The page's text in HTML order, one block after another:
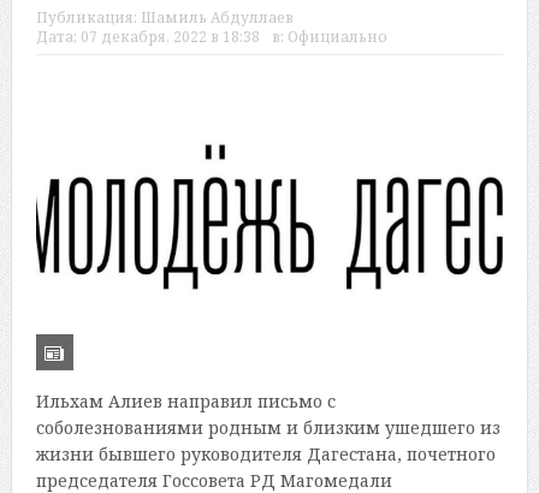
Публикация: Шамиль Абдуллаев
Дата: 07 декабря, 2022 в 18:38 в: Официально
Ильхам Алиев направил письмо с
соболезнованиями родным и близким ушедшего из
жизни бывшего руководителя Дагестана, почетного
председателя Госсовета РД Магомедали